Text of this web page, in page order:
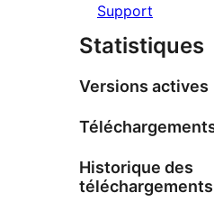
Support
Statistiques
Versions actives
Historique des
téléchargements